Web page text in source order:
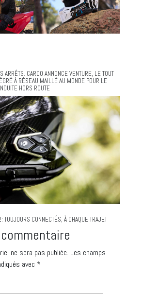
ARRÊTS. CARDO ANNONCE VENTURE, LE TOUT
À RÉSEAU MAILLÉ AU MONDE POUR LE
HORS ROUTE
TOUJOURS CONNECTÉS, À CHAQUE TRAJET
ne sera pas publiée. Les champs
avec *